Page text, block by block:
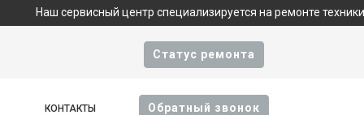
центр специализируется на ремонте техники Apple и
Cтатус ремонта
КОНТАКТЫ Oбратный звонок